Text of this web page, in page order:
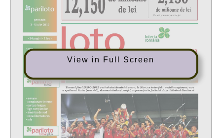
View in Full Screen